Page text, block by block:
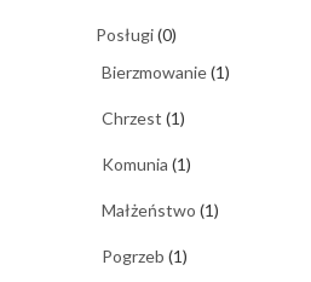
Posługi(0)
Bierzmowanie(1)
Chrzest (1)
Komunia (1)
Małżeństwo (1)
Pogrzeb (1)